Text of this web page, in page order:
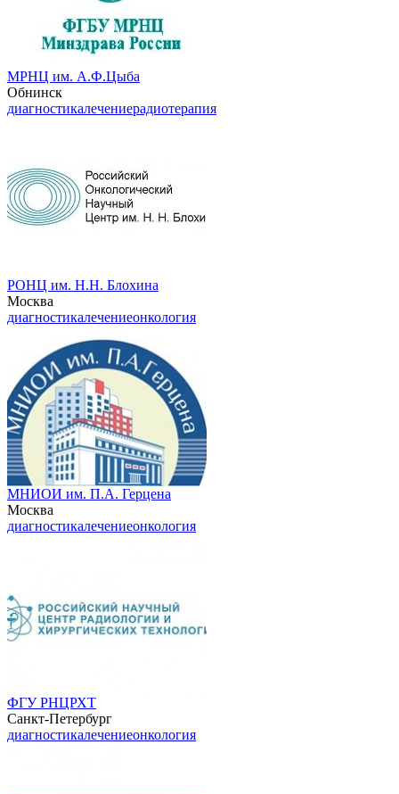
МРНЦ им. А.Ф.Цыба
Обнинск
диагностикалечениерадиотерапия
РОНЦ им. Н.Н. Блохина
Москва
диагностикалечениеонкология
МНИОИ им. П.А. Герцена
Москва
диагностикалечениеонкология
ФГУ РНЦРХТ
Санкт-Петербург
диагностикалечениеонкология